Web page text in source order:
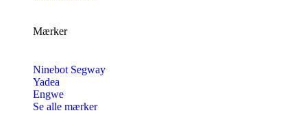
Mærker
Ninebot Segway
Yadea
Engwe
Se alle mærker